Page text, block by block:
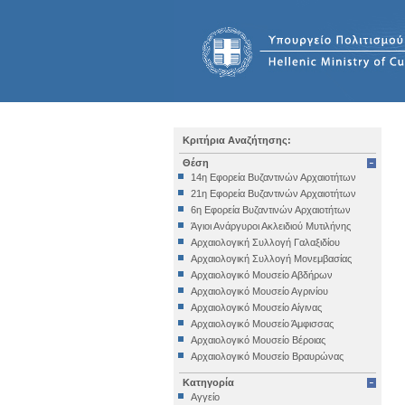
Κριτήρια Αναζήτησης:
Θέση
14η Εφορεία Βυζαντινών Αρχαιοτήτων
21η Εφορεία Βυζαντινών Αρχαιοτήτων
6η Εφορεία Βυζαντινών Αρχαιοτήτων
Άγιοι Ανάργυροι Ακλειδιού Μυτιλήνης
Αρχαιολογική Συλλογή Γαλαξιδίου
Αρχαιολογική Συλλογή Μονεμβασίας
Αρχαιολογικό Μουσείο Αβδήρων
Αρχαιολογικό Μουσείο Αγρινίου
Αρχαιολογικό Μουσείο Αίγινας
Αρχαιολογικό Μουσείο Άμφισσας
Αρχαιολογικό Μουσείο Βέροιας
Αρχαιολογικό Μουσείο Βραυρώνας
Αρχαιολογικό Μουσείο Δελφών
Αρχαιολογικό Μουσείο Ηγουμενίτσας
Κατηγορία
Αγγείο